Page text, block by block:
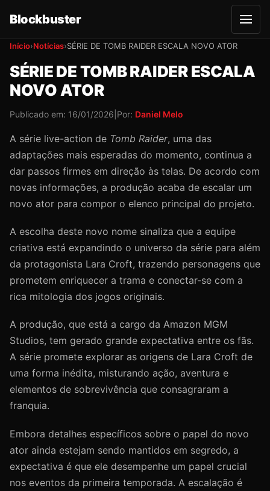
Blockbuster
A
b
r
m
e
Início›Notícias›SÉRIE DE TOMB RAIDER ESCALA NOVO ATOR
SÉRIE DE TOMB RAIDER ESCALA
NOVO ATOR
Publicado em: 16/01/2026 Por: Daniel Melo
A série live-action de Tomb Raider, uma das
adaptações mais esperadas do momento, continua a
dar passos firmes em direção às telas. De acordo com
novas informações, a produção acaba de escalar um
novo ator para compor o elenco principal do projeto.
A escolha deste novo nome sinaliza que a equipe
criativa está expandindo o universo da série para além
da protagonista Lara Croft, trazendo personagens que
prometem enriquecer a trama e conectar-se com a
rica mitologia dos jogos originais.
A produção, que está a cargo da Amazon MGM
Studios, tem gerado grande expectativa entre os fãs.
A série promete explorar as origens de Lara Croft de
uma forma inédita, misturando ação, aventura e
elementos de sobrevivência que consagraram a
franquia.
Embora detalhes específicos sobre o papel do novo
ator ainda estejam sendo mantidos em segredo, a
expectativa é que ele desempenhe um papel crucial
nos eventos da primeira temporada. A escalação é